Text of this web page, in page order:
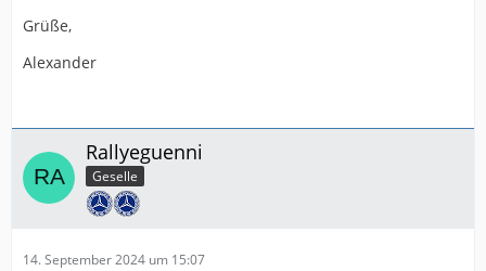
Grüße,
Alexander
Rallyeguenni
Geselle
14. September 2024 um 15:07